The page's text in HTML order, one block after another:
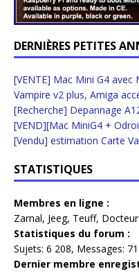
DERNIÈRES PETITES
[VENTE] Mac Mini G4 avec
Vampire v2 plus, Amiga
[Recherche] Depannage
[VEND][Mac MiniG4 +
[Vendu] estimation Carte
STATISTIQUES
Membres en ligne :
Zarnal, Jeeg, Teuff,
Statistiques du forum :
Sujets: 6 208, Messages:
Dernier membre